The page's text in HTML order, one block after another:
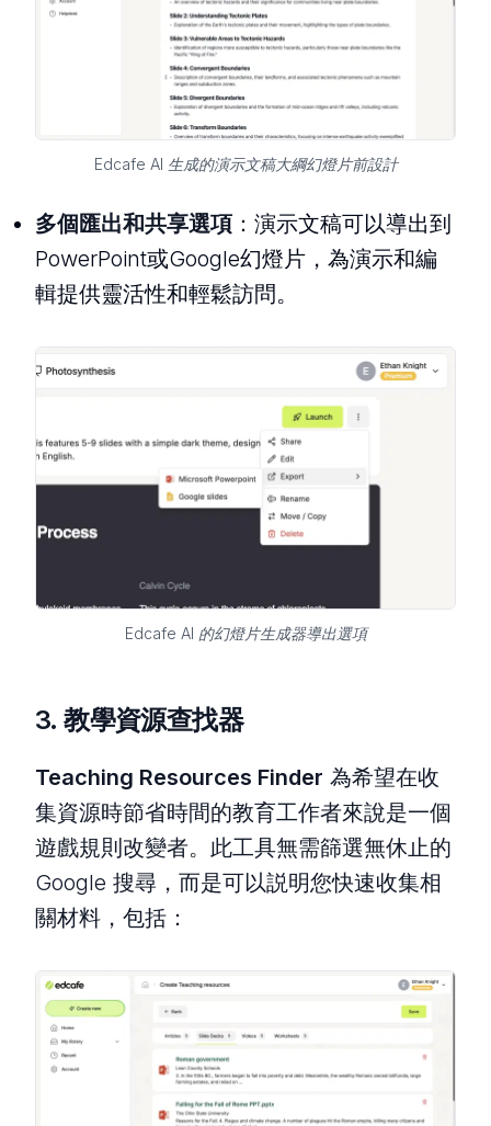
Edcafe AI 生成的演示文稿大綱幻燈片前設計
多個匯出和共享選項 ：演示文稿可以導出到
PowerPoint或Google幻燈片，為演示和編
輯提供靈活性和輕鬆訪問。
Edcafe AI 的幻燈片生成器導出選項
3.教學資源查找器
Teaching Resources Finder 為希望在收
集資源時節省時間的教育工作者來說是一個
遊戲規則改變者。此工具無需篩選無休止的
Google 搜尋，而是可以説明您快速收集相
關材料，包括：